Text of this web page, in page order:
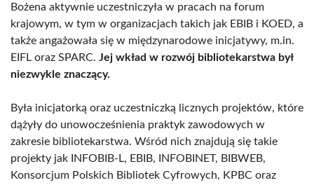
Bożena aktywnie uczestniczyła w pracach na forum
krajowym, w tym w organizacjach takich jak EBIB i KOED, a
także angażowała się w międzynarodowe inicjatywy, m.in.
EIFL oraz SPARC. Jej wkład w rozwój bibliotekarstwa był
niezwykle znaczący.
Była inicjatorką oraz uczestniczką licznych projektów, które
dążyły do unowocześnienia praktyk zawodowych w
zakresie bibliotekarstwa. Wśród nich znajdują się takie
projekty jak INFOBIB-L, EBIB, INFOBINET, BIBWEB,
Konsorcjum Polskich Bibliotek Cyfrowych, KPBC oraz